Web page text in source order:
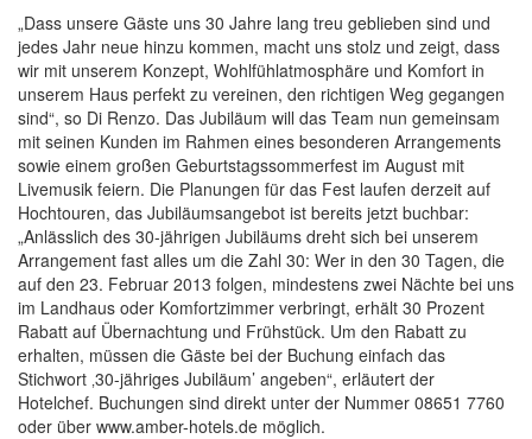
„Dass unsere Gäste uns 30 Jahre lang treu geblieben sind und
jedes Jahr neue hinzu kommen, macht uns stolz und zeigt, dass
wir mit unserem Konzept, Wohlfühlatmosphäre und Komfort in
unserem Haus perfekt zu vereinen, den richtigen Weg gegangen
sind“, so Di Renzo. Das Jubiläum will das Team nun gemeinsam
mit seinen Kunden im Rahmen eines besonderen Arrangements
sowie einem großen Geburtstagssommerfest im August mit
Livemusik feiern. Die Planungen für das Fest laufen derzeit auf
Hochtouren, das Jubiläumsangebot ist bereits jetzt buchbar:
„Anlässlich des 30-jährigen Jubiläums dreht sich bei unserem
Arrangement fast alles um die Zahl 30: Wer in den 30 Tagen, die
auf den 23. Februar 2013 folgen, mindestens zwei Nächte bei uns
im Landhaus oder Komfortzimmer verbringt, erhält 30 Prozent
Rabatt auf Übernachtung und Frühstück. Um den Rabatt zu
erhalten, müssen die Gäste bei der Buchung einfach das
Stichwort ‚30-jähriges Jubiläum’ angeben“, erläutert der
Hotelchef. Buchungen sind direkt unter der Nummer 08651 7760
oder über www.amber-hotels.de möglich.